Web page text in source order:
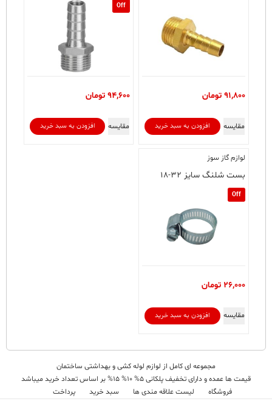
91,800 تومان
افزودن به سبد خرید مقایسه
Off
94,600 تومان
افزودن به سبد خرید مقایسه
لوازم گاز سوز
بست شلنگ سایز ۳۲-۱۸
Off
26,000 تومان
افزودن به سبد خرید مقایسه
مجموعه ای کامل از لوازم لوله کشی و بهداشتی ساختمان
قیمت ها عمده و دارای تخفیف پلکانی 5% 10% 15% بر اساس تعداد خرید میباشد
فروشگاه
لیست علاقه مندی ها سبد خرید پرداخت